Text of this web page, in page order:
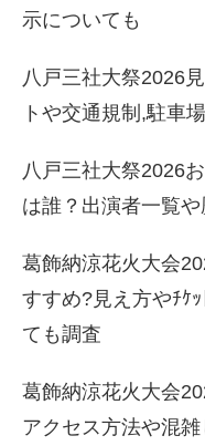
示についても
八戸三社大祭2026
トや交通規制,駐車
八戸三社大祭2026
は誰？出演者一覧
葛飾納涼花火大会
すすめ?見え方やﾁｹ
ても調査
葛飾納涼花火大会
アクセス方法や混